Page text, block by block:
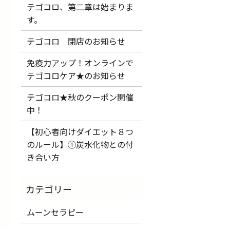
テゴコロ、第二章は始まりま
す。
テゴコロ 閉店のお知らせ
免疫力アップ！オンラインで
テゴコロケア★のお知らせ
テゴコロ★秋のクーポン開催
中！
【初心者向けダイエット８つ
のルール】①炭水化物との付
き合い方
ムーンセラピー